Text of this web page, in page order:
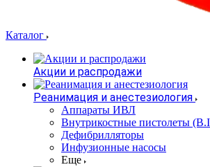
Каталог
Акции и распродажи
Реанимация и анестезиология
Аппараты ИВЛ
Внутрикостные пистолеты
Дефибрилляторы
Инфузионные насосы
Еще